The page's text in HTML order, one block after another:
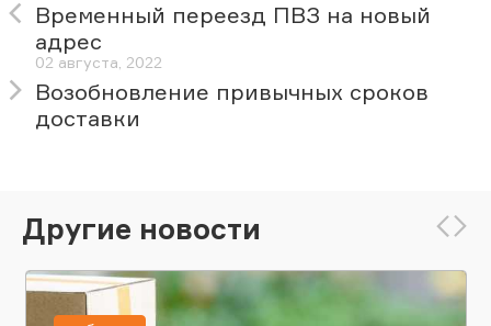
Временный переезд ПВЗ на новый
адрес
02 августа, 2022
Возобновление привычных сроков
доставки
Другие новости